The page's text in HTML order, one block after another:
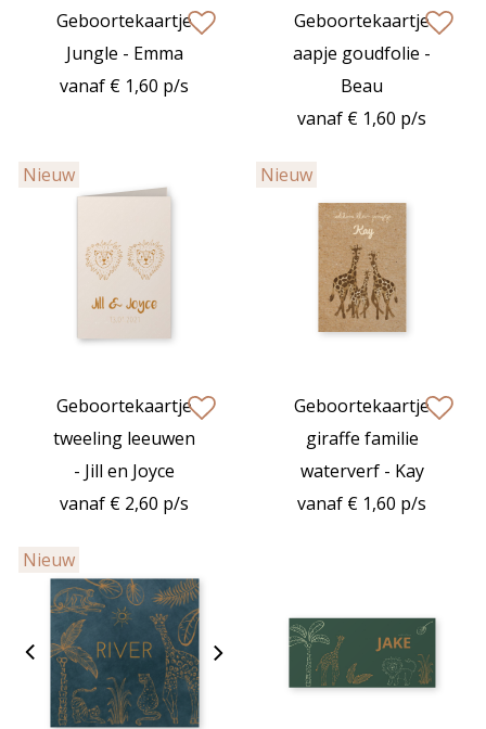
Geboortekaartje
Jungle - Emma
vanaf € 1,60 p/s
Geboortekaartje
aapje goudfolie -
Beau
vanaf € 1,60 p/s
Nieuw
Geboortekaartje
tweeling leeuwen
- Jill en Joyce
vanaf € 2,60 p/s
Nieuw
Geboortekaartje
giraffe familie
waterverf - Kay
vanaf € 1,60 p/s
Nieuw